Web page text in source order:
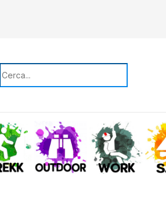
Search for:
TREKKING OUTDOOR WORK